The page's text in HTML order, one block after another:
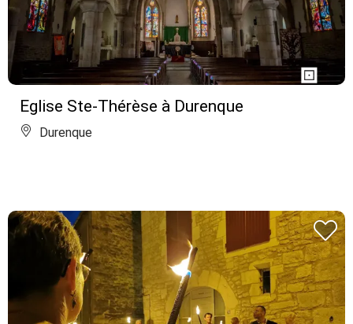
Eglise Ste-Thérèse à Durenque
Durenque